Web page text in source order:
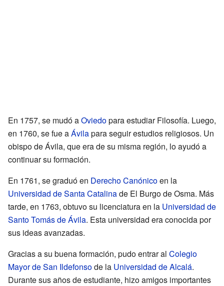
En 1757, se mudó aOviedopara estudiar Filosofía. Luego,
en 1760, se fue aÁvilapara seguir estudios religiosos. Un
obispo de Ávila, que era de su misma región, lo ayudó a
continuar su formación.
En 1761, se graduó en Derecho Canónicoen la
Universidad de Santa Catalinade El Burgo de Osma. Más
tarde, en 1763, obtuvo su licenciatura en la Universidad de
Santo Tomás de Ávila. Esta universidad era conocida por
sus ideas avanzadas.
Gracias a su buena formación, pudo entrar al Colegio
Mayor de San Ildefonsode la Universidad de Alcalá.
Durante sus años de estudiante, hizo amigos importantes